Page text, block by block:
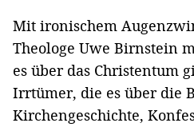
Mit ironischem
Theologe Uwe Birnstein
es über das Christentum
Irrtümer, die es über die
Kirchengeschichte,